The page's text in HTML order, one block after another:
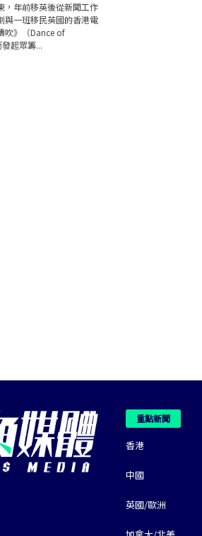
，年前移英後從新聞工作
與一班移民英國的香港電
吹》（Dance of
起眾籌...
重點新聞
香港
中國
英國/歐洲